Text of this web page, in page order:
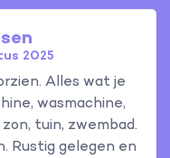
2025
Alles wat je
wasmachine,
tuin, zwembad.
Rustig gelegen en